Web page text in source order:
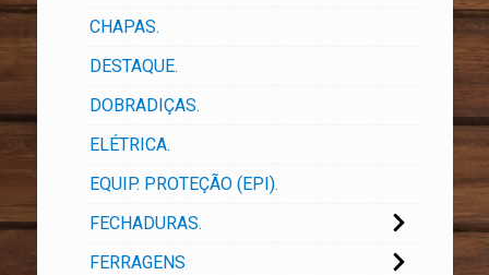
CHAPAS.
DESTAQUE.
DOBRADIÇAS.
ELÉTRICA.
EQUIP. PROTEÇÃO (EPI).
FECHADURAS.
FERRAGENS